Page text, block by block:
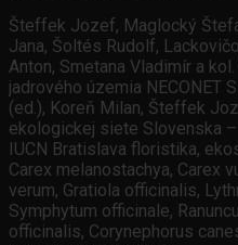
Šteffek Jozef, Maglocký
Jana, Šoltés Rudolf,
Anton, Smetana Vladimír a
jadrového územia NECONET
(ed.), Koreň Milan, Šteffek
ekologickej siete Slovenska –
IUCN Bratislava floristika,
Carex melanostachya, Carex
verum, Gratiola officinalis,
Symphytum officinale,
officinalis, Corynephorus